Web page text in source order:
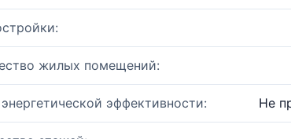
жилых помещений:
эффективности: Не